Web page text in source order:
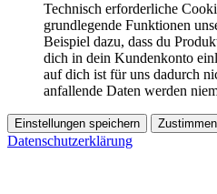
Technisch erforderliche
grundlegende Funktionen
Beispiel dazu, dass du
dich in dein Kundenkonto
auf dich ist für uns dadurch
anfallende Daten werden
Einstellungen speichern Zustimmen
Datenschutzerklärung